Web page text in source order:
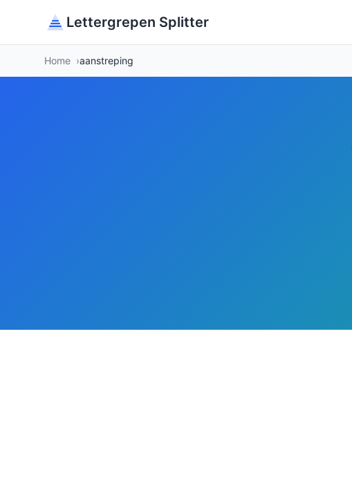
Lettergrepen Splitter
Home aanstreping